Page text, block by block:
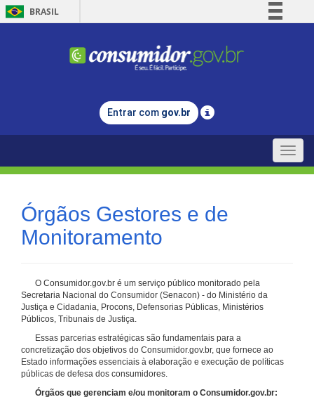
BRASIL
Comunica BR
Legislação
Entrar com gov.br
Toggle
Órgãos Gestores e de
Monitoramento
O Consumidor.gov.br é um serviço público monitorado pela
Secretaria Nacional do Consumidor (Senacon) - do Ministério da
Justiça e Cidadania, Procons, Defensorias Públicas, Ministérios
Públicos, Tribunais de Justiça.
Essas parcerias estratégicas são fundamentais para a
concretização dos objetivos do Consumidor.gov.br, que fornece ao
Estado informações essenciais à elaboração e execução de políticas
públicas de defesa dos consumidores.
Órgãos que gerenciam e/ou monitoram o Consumidor.gov.br: